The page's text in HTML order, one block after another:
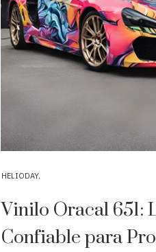
HELIODAY
Vinilo Oracal 651:
Confiable para